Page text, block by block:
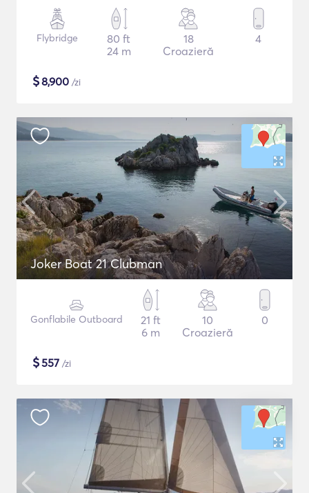
Flybridge
80 ft
24 m
18
Croazieră
4
$8,900 /zi
Joker Boat 21 Clubman
Gonflabile Outboard
21 ft
6 m
10
Croazieră
0
$557 /zi